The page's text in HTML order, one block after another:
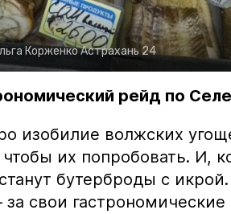
КорженкоАстрахань 24
рейд по
изобилие волжских
их попробовать. И,
бутерброды с
свои гастрономические